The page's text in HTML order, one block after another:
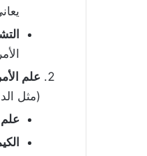
علم
(مثل